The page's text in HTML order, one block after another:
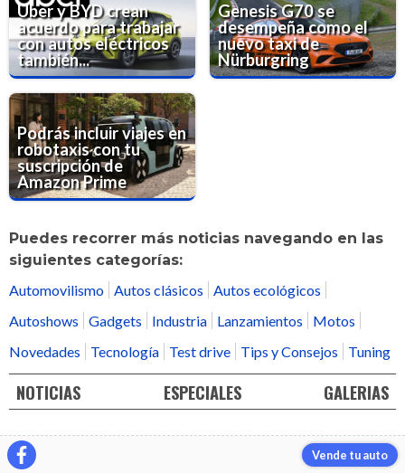
Uber y BYD crean
acuerdo para trabajar
con autos eléctricos
también...
Genesis G70 se
desempeña como el
nuevo taxi de
Nürburgring
Podrás incluir viajes en
robotaxis con tu
suscripción de
Amazon Prime
Puedes recorrer más noticias navegando en las
siguientes categorías:
Automovilismo Autos clásicos
Autos ecológicos
Autoshows
Gadgets Industria Lanzamientos
Motos
Novedades
Tecnología Test drive Tips y Consejos Tuning
NOTICIAS ESPECIALES GALERIAS
Vende tu auto